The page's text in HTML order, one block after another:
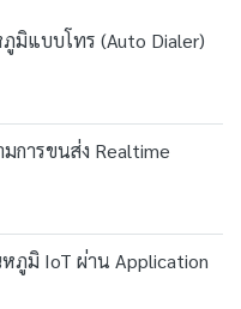
มิแบบโทร (Auto Dialer)
มการขนส่ง Realtime
ภูมิ IoT ผ่าน Application